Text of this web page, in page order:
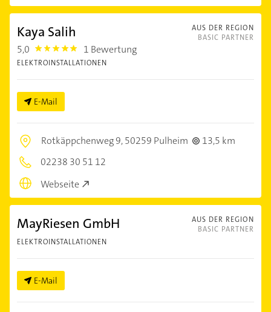
AUS DER REGION
BASIC PARTNER
Kaya Salih
5,0 5.0 1 Bewertung
ELEKTROINSTALLATIONEN
E-Mail
Rotkäppchenweg 9,50259 Pulheim
13,5 km
02238 30 51 12
Webseite
AUS DER REGION
BASIC PARTNER
MayRiesen GmbH
ELEKTROINSTALLATIONEN
E-Mail